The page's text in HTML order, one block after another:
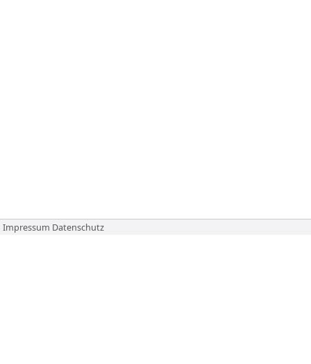
Impressum Datenschutz